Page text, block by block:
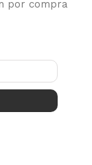
por compra